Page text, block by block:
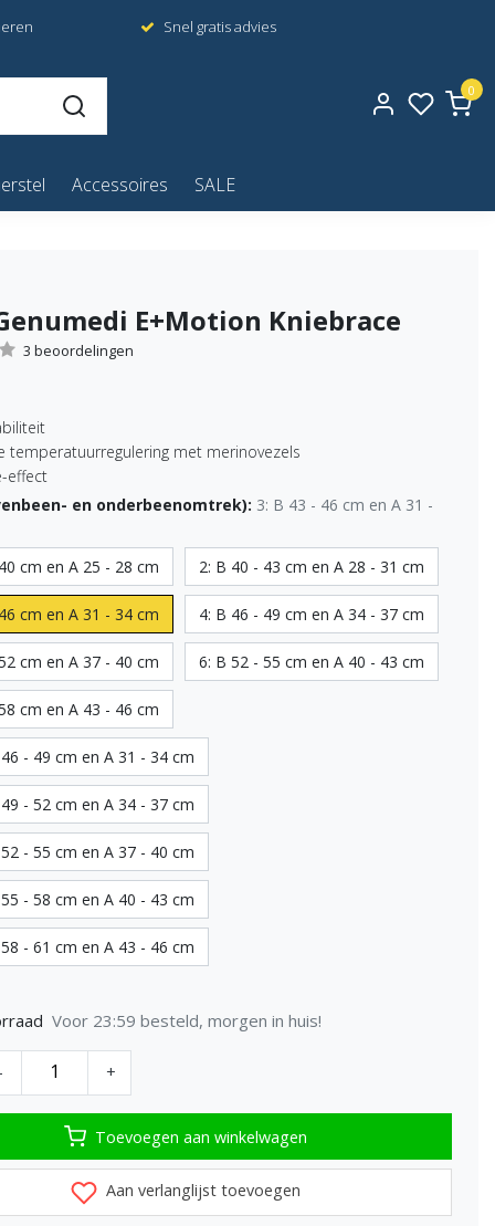
Snel gratis advies
0
Accessoires SALE
E+Motion Kniebrace
3 beoordelingen
temperatuurregulering met merinovezels
effect
en onderbeenomtrek): 3: B 43 - 46 cm en A 31 -
cm en A 25 - 28 cm
2: B 40 - 43 cm en A 28 - 31 cm
cm en A 31 - 34 cm 4: B 46 - 49 cm en A 34 - 37 cm
cm en A 37 - 40 cm 6: B 52 - 55 cm en A 40 - 43 cm
cm en A 43 - 46 cm
- 49 cm en A 31 - 34 cm
- 52 cm en A 34 - 37 cm
- 55 cm en A 37 - 40 cm
- 58 cm en A 40 - 43 cm
- 61 cm en A 43 - 46 cm
Voor 23:59 besteld, morgen in huis!
- +
Toevoegen aan winkelwagen
Aan verlanglijst toevoegen